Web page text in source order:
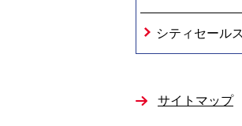
シティセール
サイトマップ